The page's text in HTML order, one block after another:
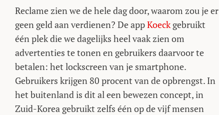
Reclame zien we de hele dag door, waarom zou je er
geen geld aan verdienen? De appKoeckgebruikt
één plek die we dagelijks heel vaak zien om
advertenties te tonen en gebruikers daarvoor te
betalen: het lockscreen van je smartphone.
Gebruikers krijgen 80 procent van de opbrengst. In
het buitenland is dit al een bewezen concept, in
Zuid-Korea gebruikt zelfs één op de vijf mensen